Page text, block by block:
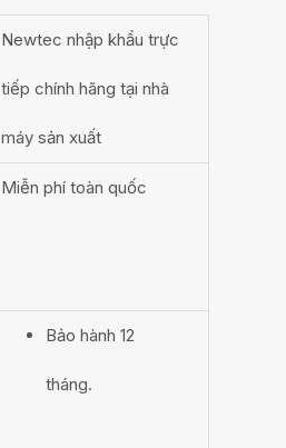
Newtec nhập khẩu trực
tiếp chính hãng tại nhà
máy sản xuất
Miễn phí toàn quốc
Bảo hành 12
tháng.